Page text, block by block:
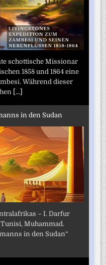
schottische Missionar
1858 und 1864 eine
Während dieser
[...]
in den Sudan
– I. Darfur
Muhammad.
in den Sudan“